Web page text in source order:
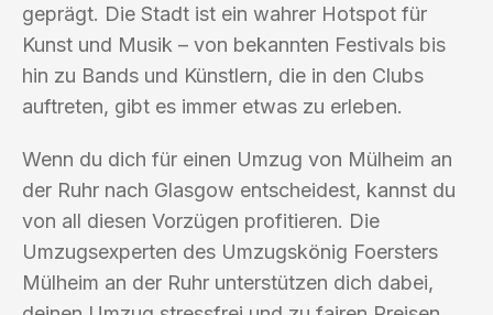
geprägt. Die Stadt ist ein wahrer Hotspot für
Kunst und Musik – von bekannten Festivals bis
hin zu Bands und Künstlern, die in den Clubs
auftreten, gibt es immer etwas zu erleben.
Wenn du dich für einen Umzug von Mülheim an
der Ruhr nach Glasgow entscheidest, kannst du
von all diesen Vorzügen profitieren. Die
Umzugsexperten des Umzugskönig Foersters
Mülheim an der Ruhr unterstützen dich dabei,